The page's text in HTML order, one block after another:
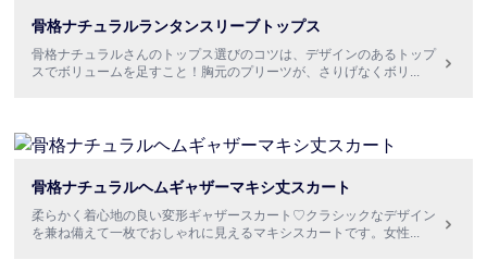
骨格ナチュラルランタンスリーブトップス
骨格ナチュラルさんのトップス選びのコツは、デザインのあるトップ
スでボリュームを足すこと！胸元のプリーツが、さりげなくボリ ...
骨格ナチュラルヘムギャザーマキシ丈スカート
柔らかく着心地の良い変形ギャザースカート♡クラシックなデザイン
を兼ね備えて一枚でおしゃれに見えるマキシスカートです。女性...